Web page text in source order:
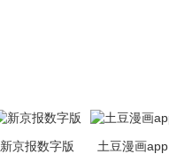
新京报数字版
土豆漫画app